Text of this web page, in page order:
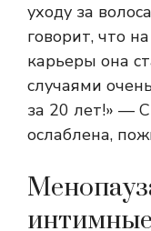
уходу за
говорит, что
карьеры она
случаями
за 20 лет!» —
ослаблена,